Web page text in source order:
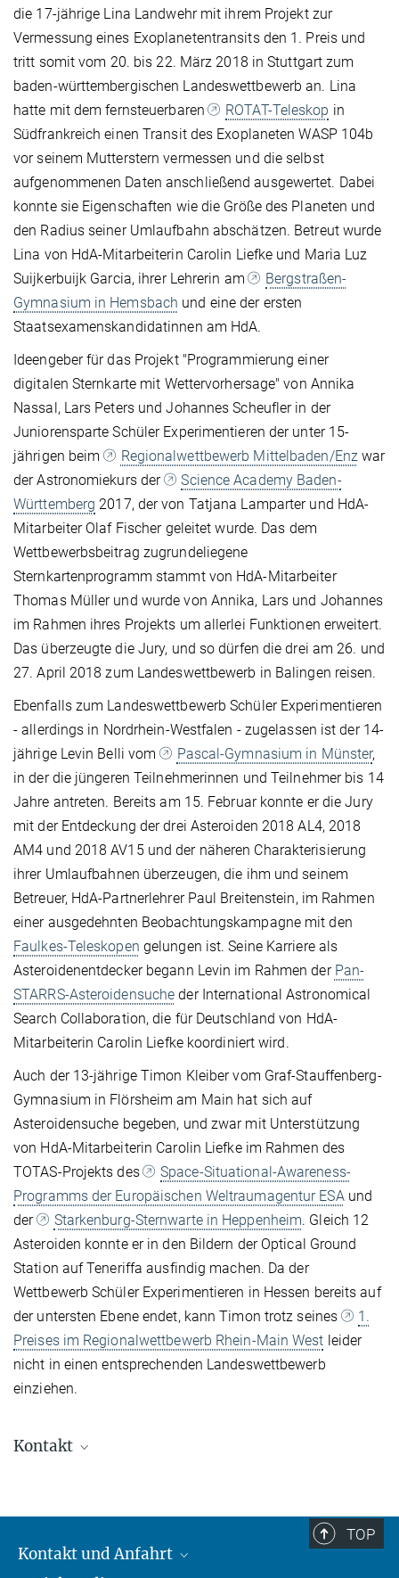
die 17-jährige Lina Landwehr mit ihrem Projekt zur
Vermessung eines Exoplanetentransits den 1. Preis und
tritt somit vom 20. bis 22. März 2018 in Stuttgart zum
baden-württembergischen Landeswettbewerb an. Lina
hatte mit dem fernsteuerbaren
ROTAT-Teleskop in
Südfrankreich einen Transit des Exoplaneten WASP 104b
vor seinem Mutterstern vermessen und die selbst
aufgenommenen Daten anschließend ausgewertet. Dabei
konnte sie Eigenschaften wie die Größe des Planeten und
den Radius seiner Umlaufbahn abschätzen. Betreut wurde
Lina von HdA-Mitarbeiterin Carolin Liefke und Maria Luz
Suijkerbuijk Garcia, ihrer Lehrerin am
Bergstraßen-
Gymnasium in Hemsbach und eine der ersten
Staatsexamenskandidatinnen am HdA.
Ideengeber für das Projekt "Programmierung einer
digitalen Sternkarte mit Wettervorhersage" von Annika
Nassal, Lars Peters und Johannes Scheufler in der
Juniorensparte Schüler Experimentieren der unter 15-
jährigen beim
Regionalwettbewerb Mittelbaden/Enzwar
der Astronomiekurs der
Science Academy Baden-
Württemberg 2017, der von Tatjana Lamparter und HdA-
Mitarbeiter Olaf Fischer geleitet wurde. Das dem
Wettbewerbsbeitrag zugrundeliegene
Sternkartenprogramm stammt von HdA-Mitarbeiter
Thomas Müller und wurde von Annika, Lars und Johannes
im Rahmen ihres Projekts um allerlei Funktionen erweitert.
Das überzeugte die Jury, und so dürfen die drei am 26. und
27. April 2018 zum Landeswettbewerb in Balingen reisen.
Ebenfalls zum Landeswettbewerb Schüler Experimentieren
- allerdings in Nordrhein-Westfalen - zugelassen ist der 14-
jährige Levin Belli vom
Pascal-Gymnasium in Münster,
in der die jüngeren Teilnehmerinnen und Teilnehmer bis 14
Jahre antreten. Bereits am 15. Februar konnte er die Jury
mit der Entdeckung der drei Asteroiden 2018 AL4, 2018
AM4 und 2018 AV15 und der näheren Charakterisierung
ihrer Umlaufbahnen überzeugen, die ihm und seinem
Betreuer, HdA-Partnerlehrer Paul Breitenstein, im Rahmen
einer ausgedehnten Beobachtungskampagne mit den
Faulkes-Teleskopen gelungen ist. Seine Karriere als
Asteroidenentdecker begann Levin im Rahmen der Pan-
STARRS-Asteroidensuche der International Astronomical
Search Collaboration, die für Deutschland von HdA-
Mitarbeiterin Carolin Liefke koordiniert wird.
Auch der 13-jährige Timon Kleiber vom Graf-Stauffenberg-
Gymnasium in Flörsheim am Main hat sich auf
Asteroidensuche begeben, und zwar mit Unterstützung
von HdA-Mitarbeiterin Carolin Liefke im Rahmen des
TOTAS-Projekts des
Space-Situational-Awareness-
Programms der Europäischen Weltraumagentur ESAund
der
Starkenburg-Sternwarte in Heppenheim. Gleich 12
Asteroiden konnte er in den Bildern der Optical Ground
Station auf Teneriffa ausfindig machen. Da der
Wettbewerb Schüler Experimentieren in Hessen bereits auf
der untersten Ebene endet, kann Timon trotz seines
1.
Preises im Regionalwettbewerb Rhein-Main West leider
nicht in einen entsprechenden Landeswettbewerb
einziehen.
Kontakt
+49 6221 528-226
TOP
Kontakt und Anfahrt